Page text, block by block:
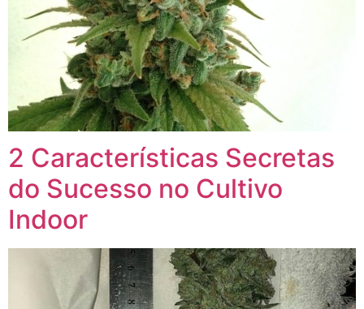
2 Características Secretas
do Sucesso no Cultivo
Indoor